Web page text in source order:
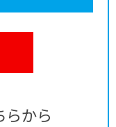
らから